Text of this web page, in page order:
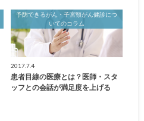
予防できるがん・子宮頸がん健診につ
いてのコラム
2017.7.4
患者目線の医療とは？医師・スタ
ッフとの会話が満足度を上げる